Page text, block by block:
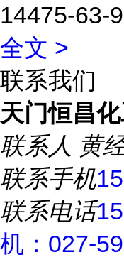
14475-63-
全文 >
联系我们
天门恒昌
联系人 黄
联系手机
联系电话
机：027-